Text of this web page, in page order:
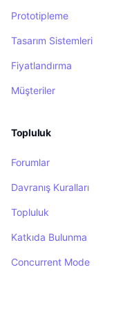
Prototipleme
Tasarım Sistemleri
Fiyatlandırma
Müşteriler
Topluluk
Forumlar
Davranış Kuralları
Topluluk
Katkıda Bulunma
Concurrent Mode